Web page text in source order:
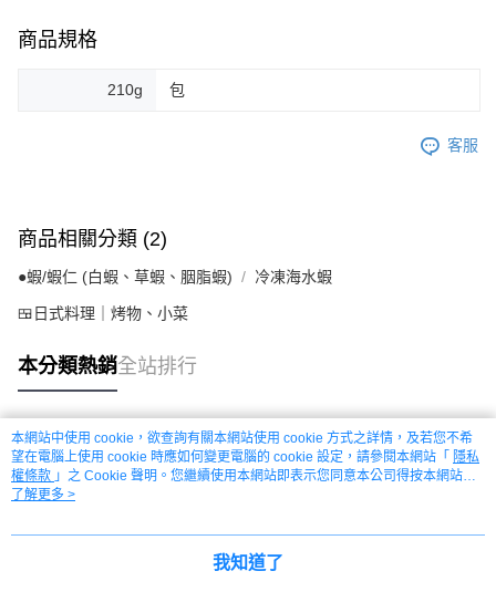
商品規格
210g 包
客服
商品相關分類 (2)
●蝦/蝦仁 (白蝦、草蝦、胭脂蝦) 冷凍海水蝦
🍱日式料理｜烤物、小菜
本分類熱銷全站排行
熱門標籤
本網站中使用 cookie，欲查詢有關本網站使用 cookie 方式之詳情，及若您不希
望在電腦上使用 cookie 時應如何變更電腦的 cookie 設定，請參閱本網站「 隱私
權條款 」之 Cookie 聲明。您繼續使用本網站即表示您同意本公司得按本網站使
用條款之 Cookie 聲明使用 cookie。
了解更多 >
我知道了